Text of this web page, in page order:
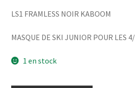
initial
était :
actuel
est :
LS1 FRAMLESS NOIR KABOOM
MASQUE DE SKI JUNIOR POUR LES
1 en stock